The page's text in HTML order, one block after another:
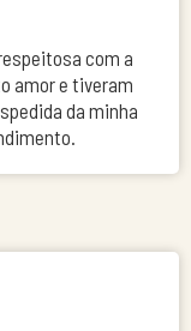
com a
amor e tiveram
da minha